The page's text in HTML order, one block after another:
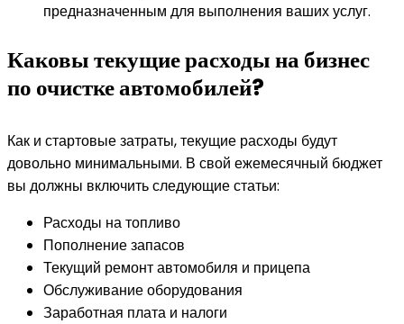
предназначенным для выполнения ваших услуг.
Каковы текущие расходы на бизнес
по очистке автомобилей?
Как и стартовые затраты, текущие расходы будут
довольно минимальными. В свой ежемесячный бюджет
вы должны включить следующие статьи:
Расходы на топливо
Пополнение запасов
Текущий ремонт автомобиля и прицепа
Обслуживание оборудования
Заработная плата и налоги